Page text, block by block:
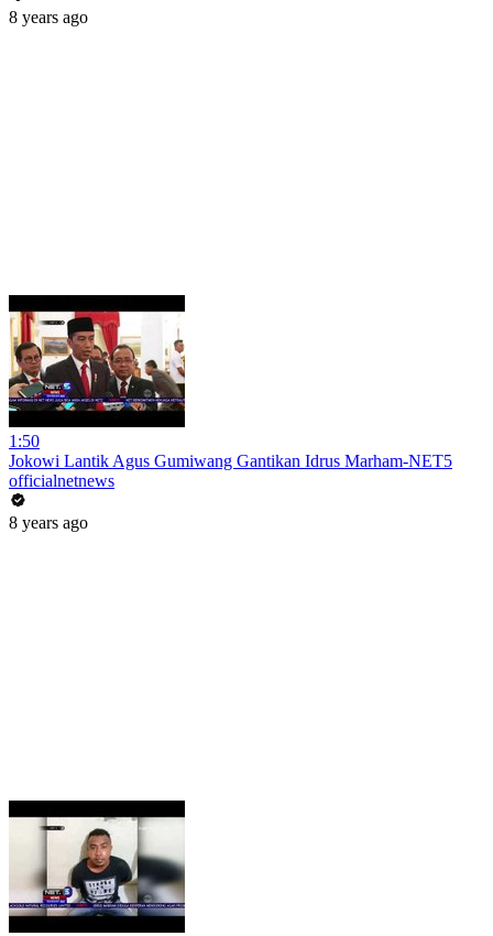
8 years ago
1:50
Jokowi Lantik Agus Gumiwang Gantikan Idrus Marham-NET5
officialnetnews
8 years ago